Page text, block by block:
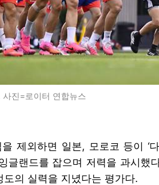
사진=로이터 연합뉴스
제외하면 일본, 모로코 등이 ‘
글랜드를 잡으며 저력을 과시했
도의 실력을 지녔다는 평가다.